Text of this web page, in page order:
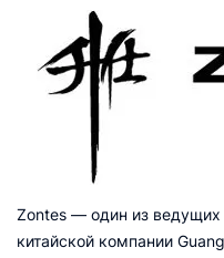
Zontes — один из ведущих
китайской компании